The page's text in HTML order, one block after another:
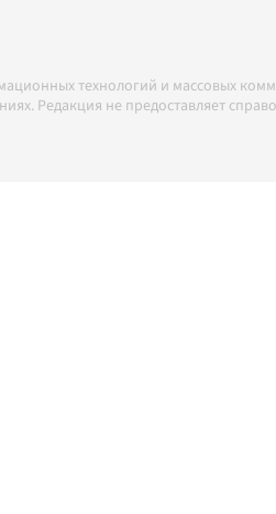
технологий и массовых
Редакция не предоставляет